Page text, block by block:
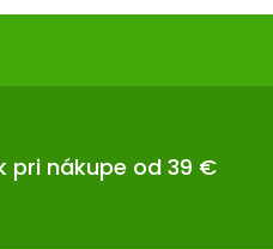
pri nákupe od 39 €